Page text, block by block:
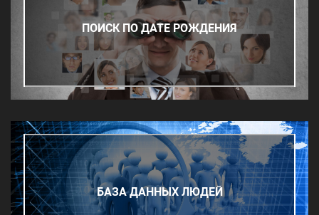
ПОИСК ПО ДАТЕ РОЖДЕНИЯ
БАЗА ДАННЫХ ЛЮДЕЙ